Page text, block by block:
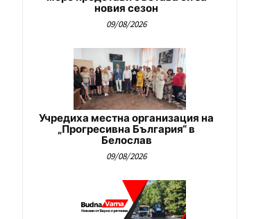
новия сезон
09/08/2026
Учредиха местна организация на
„Прогресивна България“ в
Белослав
09/08/2026